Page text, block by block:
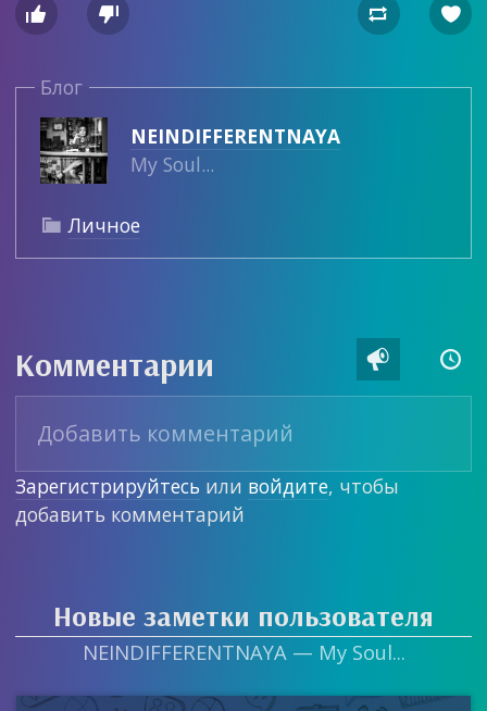
   
Блог
NEINDIFFERENTNAYA
My Soul...
 Личное
Комментарии  
Зарегистрируйтесь или войдите, чтобы
добавить комментарий
Новые заметки пользователя
NEINDIFFERENTNAYA — My Soul...